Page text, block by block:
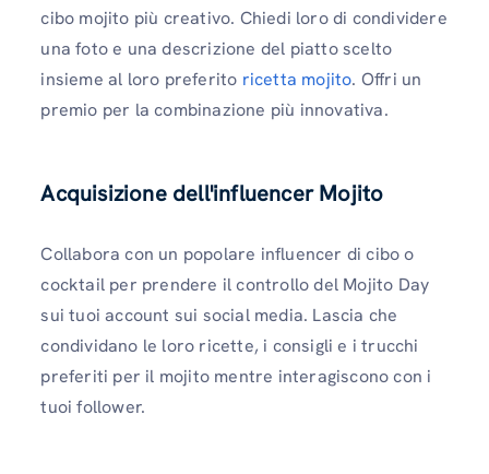
cibo mojito più creativo. Chiedi loro di condividere
una foto e una descrizione del piatto scelto
insieme al loro preferito ricetta mojito. Offri un
premio per la combinazione più innovativa.
Acquisizione dell'influencer Mojito
Collabora con un popolare influencer di cibo o
cocktail per prendere il controllo del Mojito Day
sui tuoi account sui social media. Lascia che
condividano le loro ricette, i consigli e i trucchi
preferiti per il mojito mentre interagiscono con i
tuoi follower.